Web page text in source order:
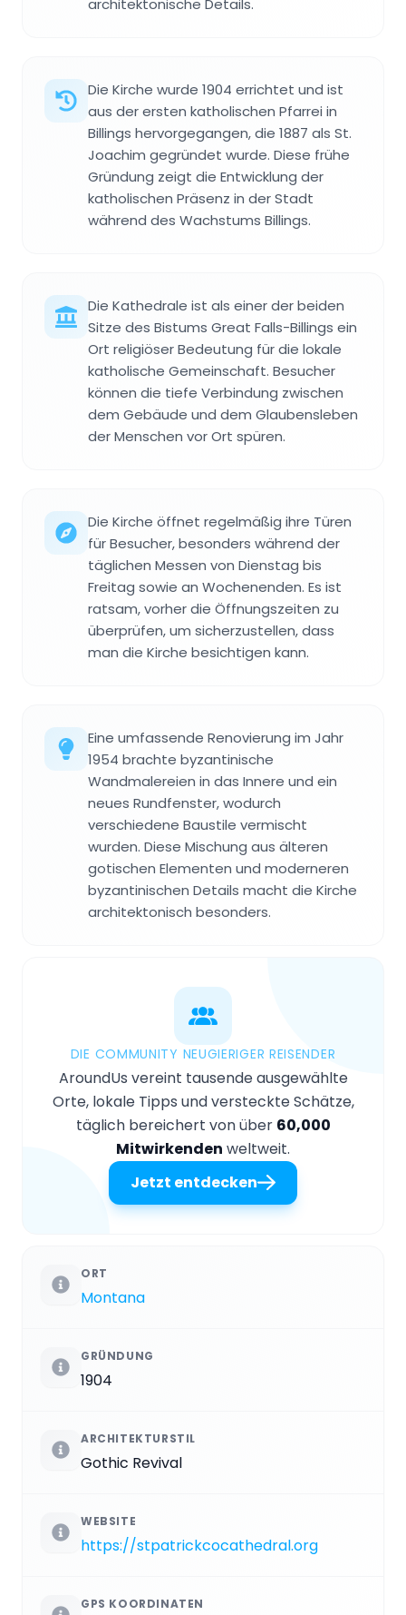
Die Kirche wurde 1904 errichtet und ist
aus der ersten katholischen Pfarrei in
Billings hervorgegangen, die 1887 als St.
Joachim gegründet wurde. Diese frühe
Gründung zeigt die Entwicklung der
katholischen Präsenz in der Stadt
während des Wachstums Billings.
Die Kathedrale ist als einer der beiden
Sitze des Bistums Great Falls-Billings ein
Ort religiöser Bedeutung für die lokale
katholische Gemeinschaft. Besucher
können die tiefe Verbindung zwischen
dem Gebäude und dem Glaubensleben
der Menschen vor Ort spüren.
Die Kirche öffnet regelmäßig ihre Türen
für Besucher, besonders während der
täglichen Messen von Dienstag bis
Freitag sowie an Wochenenden. Es ist
ratsam, vorher die Öffnungszeiten zu
überprüfen, um sicherzustellen, dass
man die Kirche besichtigen kann.
Eine umfassende Renovierung im Jahr
1954 brachte byzantinische
Wandmalereien in das Innere und ein
neues Rundfenster, wodurch
verschiedene Baustile vermischt
wurden. Diese Mischung aus älteren
gotischen Elementen und moderneren
byzantinischen Details macht die Kirche
architektonisch besonders.
DIE COMMUNITY NEUGIERIGER REISENDER
AroundUs vereint tausende ausgewählte
Orte, lokale Tipps und versteckte Schätze,
täglich bereichert von über 60,000
Mitwirkenden weltweit.
Jetzt entdecken
ORT
Montana
GRÜNDUNG
1904
ARCHITEKTURSTIL
Gothic Revival
WEBSITE
https://stpatrickcocathedral.org
GPS KOORDINATEN